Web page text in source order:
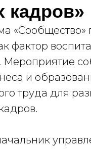
фактор
Мероприятие
и
труда для